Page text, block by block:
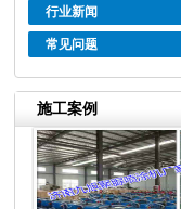
行业新闻
常见问题
施工案例